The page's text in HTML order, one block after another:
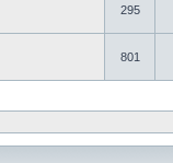
295
801